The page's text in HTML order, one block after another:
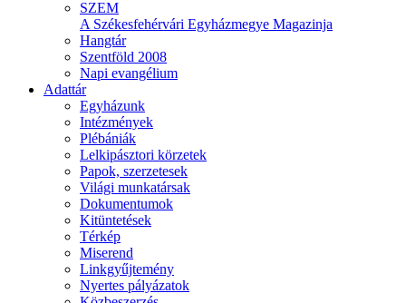
SZEM
A Székesfehérvári Egyházmegye Magazinja
Hangtár
Szentföld 2008
Napi evangélium
Adattár
Egyházunk
Intézmények
Plébániák
Lelkipásztori körzetek
Papok, szerzetesek
Világi munkatársak
Dokumentumok
Kitüntetések
Térkép
Miserend
Linkgyűjtemény
Nyertes pályázatok